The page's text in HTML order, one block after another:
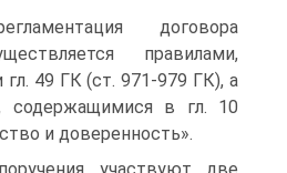
договора
правилами,
49 ГК (ст. 971-979 ГК), а
содержащимися в гл. 10
и доверенность».